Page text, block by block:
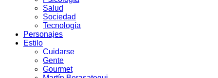
Salud
Sociedad
Tecnología
Personajes
Estilo
Cuidarse
Gente
Gourmet